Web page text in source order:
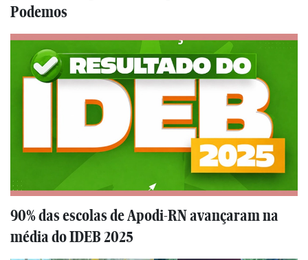
Podemos
90% das escolas de Apodi-RN avançaram na
média do IDEB 2025